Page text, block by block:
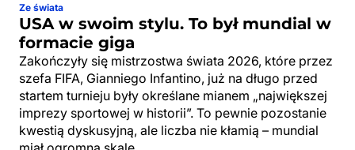
Ze świata
USA w swoim stylu. To był mundial w
formacie giga
Zakończyły się mistrzostwa świata 2026, które przez
szefa FIFA, Gianniego Infantino, już na długo przed
startem turnieju były określane mianem „największej
imprezy sportowej w historii”. To pewnie pozostanie
kwestią dyskusyjną, ale liczba nie kłamią – mundial